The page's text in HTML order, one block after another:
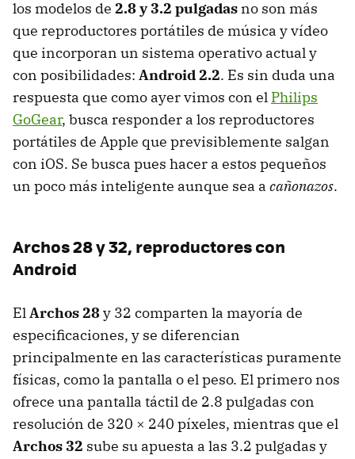
los modelos de 2.8 y 3.2 pulgadas no son más
que reproductores portátiles de música y vídeo
que incorporan un sistema operativo actual y
con posibilidades: Android 2.2. Es sin duda una
respuesta que como ayer vimos con el Philips
GoGear, busca responder a los reproductores
portátiles de Apple que previsiblemente salgan
con iOS. Se busca pues hacer a estos pequeños
un poco más inteligente aunque sea a cañonazos.
Archos 28 y 32, reproductores con
Android
ElArchos 28y 32 comparten la mayoría de
especificaciones, y se diferencian
principalmente en las características puramente
físicas, como la pantalla o el peso. El primero nos
ofrece una pantalla táctil de 2.8 pulgadas con
resolución de 320 × 240 píxeles, mientras que el
Archos 32 sube su apuesta a las 3.2 pulgadas y